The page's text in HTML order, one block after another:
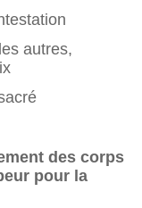
autres,
des corps
pour la